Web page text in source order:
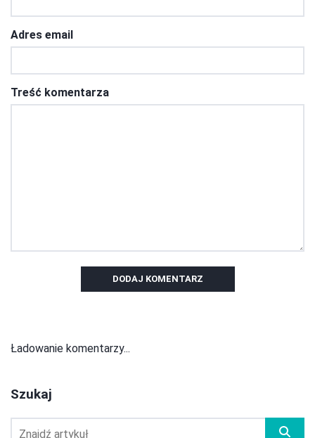
Adres email
Treść komentarza
DODAJ KOMENTARZ
Ładowanie komentarzy...
Szukaj